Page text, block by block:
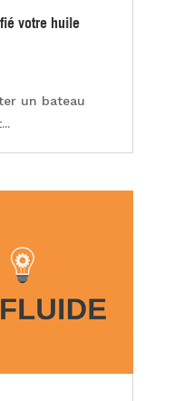
votre huile
un bateau